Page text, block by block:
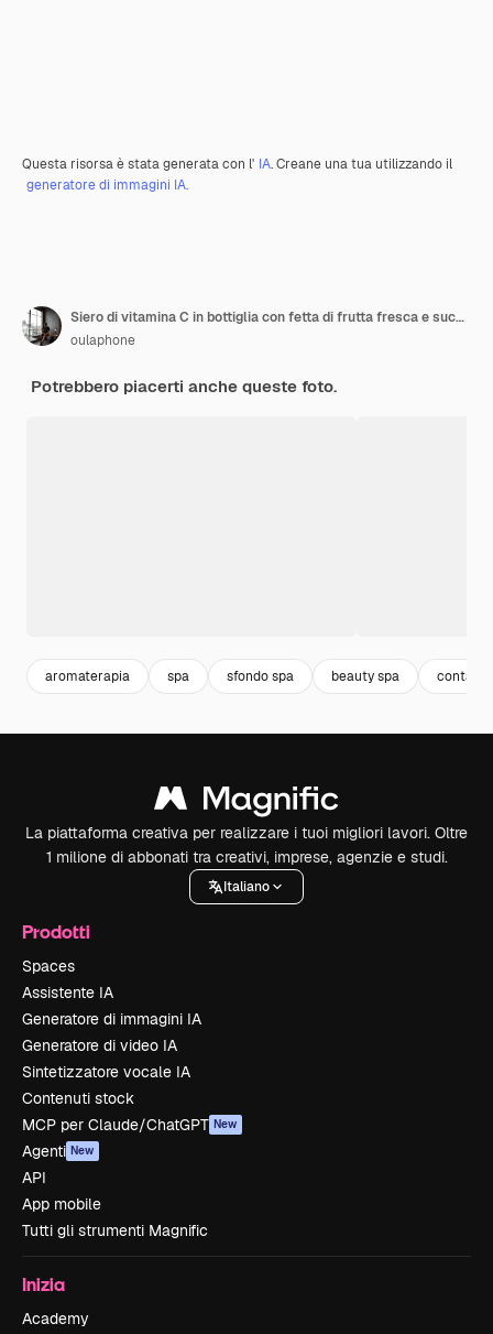
Questa risorsa è stata generata con l' IA. Creane una tua utilizzando il
generatore di immagini IA.
Siero di vitamina C in bottiglia con fetta di frutta fresca e succosa d'arancia Mockup del marchio del prodotto
oulaphone
Potrebbero piacerti anche queste foto.
aromaterapia spa sfondo spa beauty spa
La piattaforma creativa per realizzare i tuoi migliori lavori. Oltre
1 milione di abbonati tra creativi, imprese, agenzie e studi.
Italiano
Prodotti
Spaces
Assistente IA
Generatore di immagini IA
Generatore di video IA
Sintetizzatore vocale IA
Contenuti stock
MCP per Claude/ChatGPT New
Agenti New
API
App mobile
Tutti gli strumenti Magnific
Inizia
Academy